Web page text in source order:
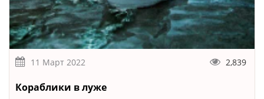
11 Март 2022 2,839
Кораблики в луже